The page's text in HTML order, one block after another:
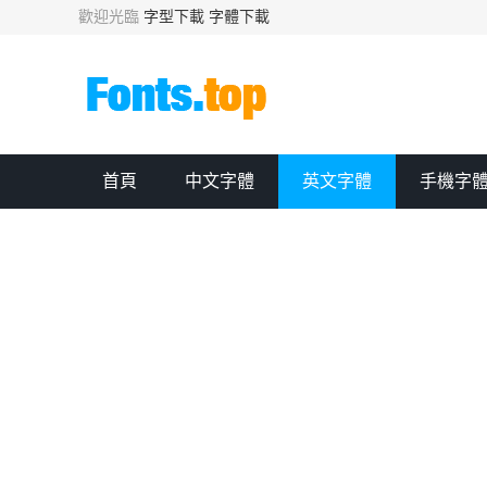
歡迎光臨 字型下載 字體下載
首頁 中文字體 英文字體 手機字